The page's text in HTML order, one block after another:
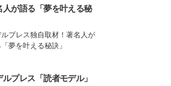
人が語る「夢を叶える秘
プレス独自取材！著名人が
夢を叶える秘訣」
ルプレス「読者モデル」